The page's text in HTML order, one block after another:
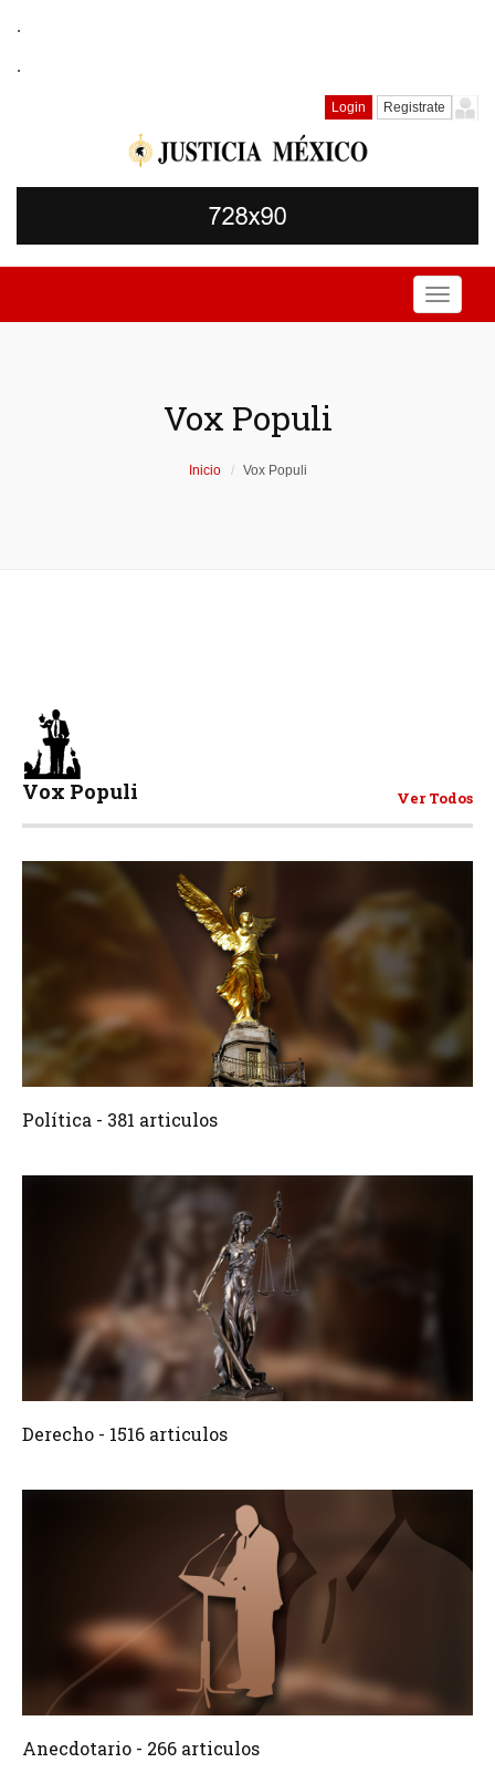
.
.
Login Registrate
Toggle
Vox Populi
Inicio Vox Populi
Vox Populi Ver Todos
381 Articulos
Política - 381 articulos
Crear 1516 Articulos
Derecho - 1516 articulos
Crear 266 Articulos
Anecdotario - 266 articulos